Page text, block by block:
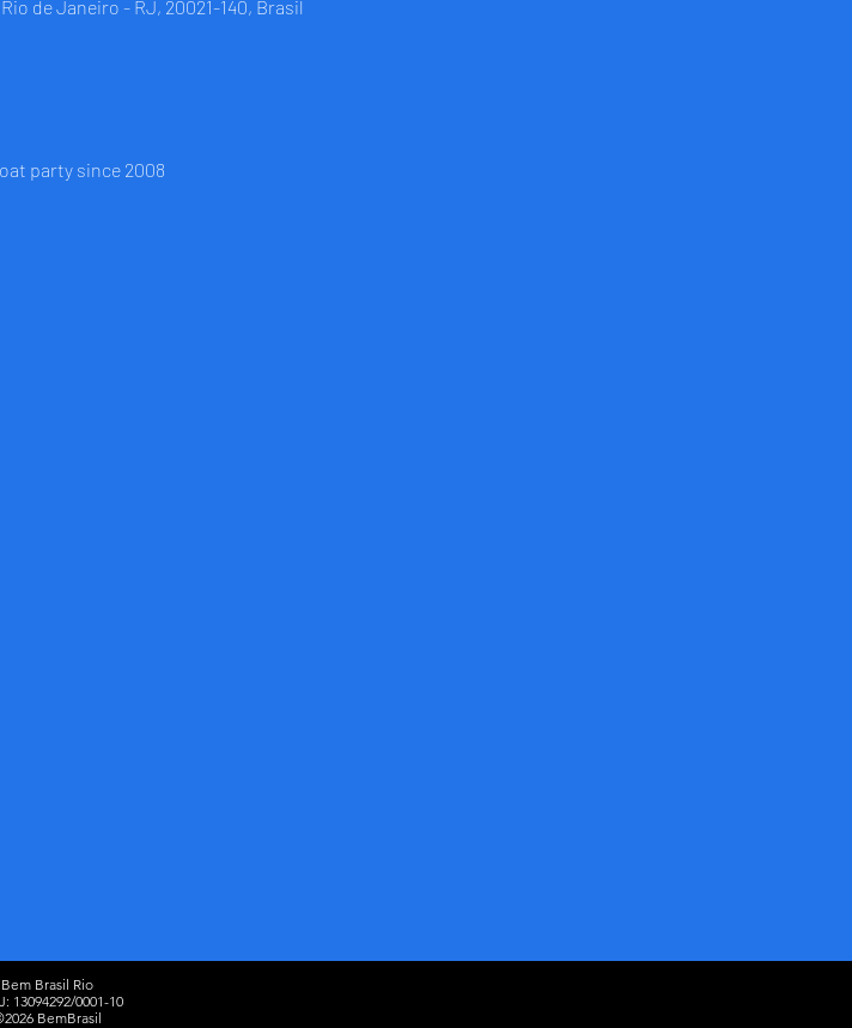
de Janeiro - RJ, 20021-140, Brasil
party since 2008
Bem Brasil Rio
13094292/0001-10
BemBrasil